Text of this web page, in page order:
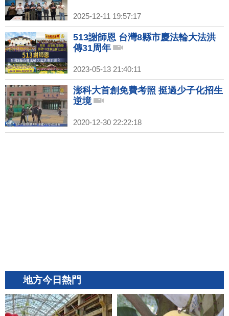
2025-12-11 19:57:17
513謝師恩 台灣8縣市慶法輪大法洪
傳31周年
2023-05-13 21:40:11
澎科大首創免費考照 挺過少子化招生
逆境
2020-12-30 22:22:18
地方今日熱門